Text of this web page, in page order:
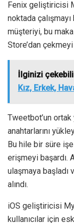
Fenix ​​geliştiricisi
noktada
müşteriyi, bu
Store’dan
İlginizi
Kız, Erkek,
Tweetbot’un ortak
anahtarlarını
Bu hile bir süre
erişmeyi başardı.
ulaşmaya başladı
alındı.
iOS geliştiricisi
kullanıcılar için